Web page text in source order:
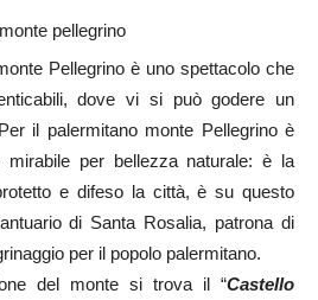
Pellegrino è uno spettacolo che
dove vi si può godere un
il palermitano monte Pellegrino è
per bellezza naturale: è la
e difeso la città, è su questo
di Santa Rosalia, patrona di
per il popolo palermitano.
del monte si trova il “Castello